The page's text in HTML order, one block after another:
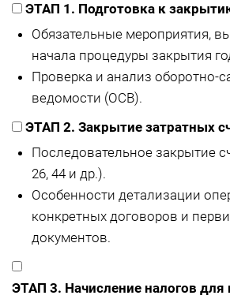
ЭТАП 1. Подготовка к
Обязательные мероприятия,
начала процедуры закрытия
Проверка и анализ оборотно-
ведомости (ОСВ).
ЭТАП 2. Закрытие затратных
Последовательное закрытие
26, 44 и др.).
Особенности детализации
конкретных договоров и
документов.
ЭТАП 3. Начисление налогов